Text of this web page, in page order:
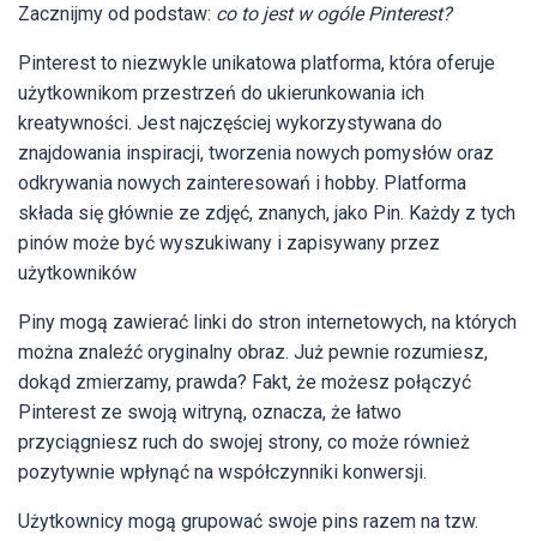
Zacznijmy od podstaw: co to jest w ogóle Pinterest?
Pinterest to niezwykle unikatowa platforma, która oferuje
użytkownikom przestrzeń do ukierunkowania ich
kreatywności. Jest najczęściej wykorzystywana do
znajdowania inspiracji, tworzenia nowych pomysłów oraz
odkrywania nowych zainteresowań i hobby. Platforma
składa się głównie ze zdjęć, znanych, jako Pin. Każdy z tych
pinów może być wyszukiwany i zapisywany przez
użytkowników
Piny mogą zawierać linki do stron internetowych, na których
można znaleźć oryginalny obraz. Już pewnie rozumiesz,
dokąd zmierzamy, prawda? Fakt, że możesz połączyć
Pinterest ze swoją witryną, oznacza, że łatwo
przyciągniesz ruch do swojej strony, co może również
pozytywnie wpłynąć na współczynniki konwersji.
Użytkownicy mogą grupować swoje pins razem na tzw.